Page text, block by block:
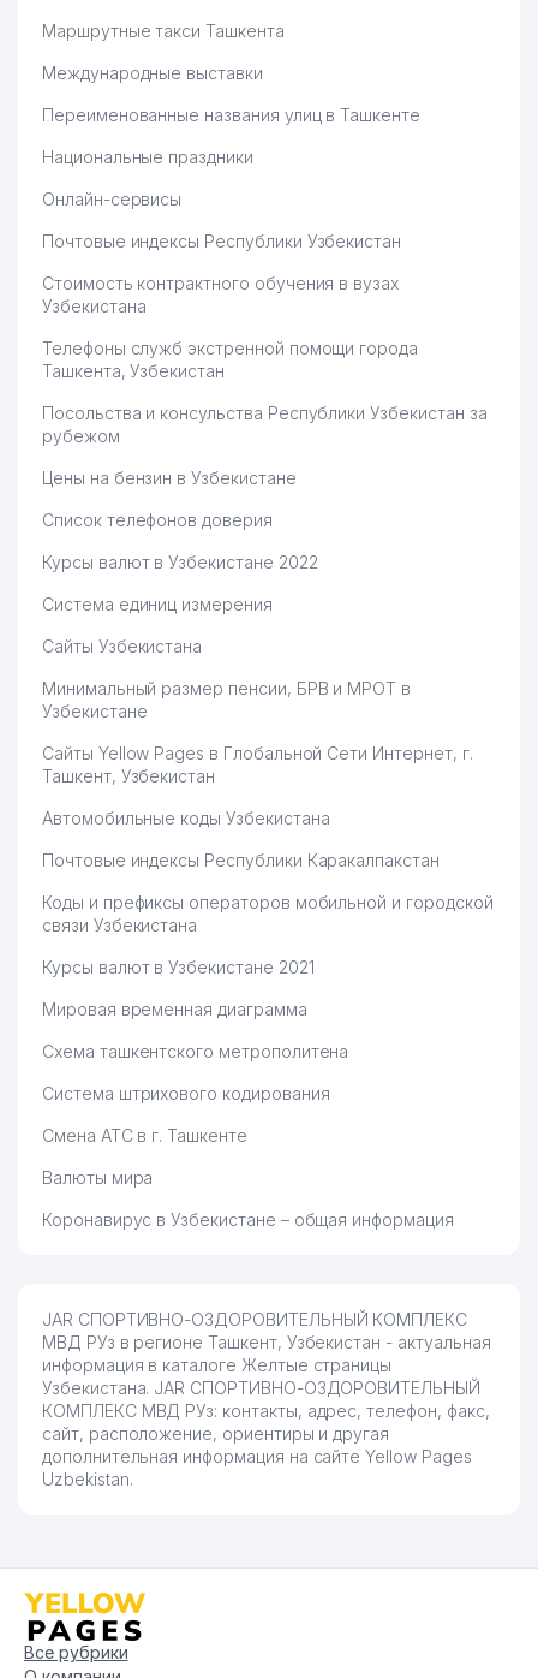
Маршрутные такси Ташкента
Международные выставки
Переименованные названия улиц в Ташкенте
Национальные праздники
Онлайн-сервисы
Почтовые индексы Республики Узбекистан
Стоимость контрактного обучения в вузах
Узбекистана
Телефоны служб экстренной помощи города
Ташкента, Узбекистан
Посольства и консульства Республики Узбекистан за
рубежом
Цены на бензин в Узбекистане
Список телефонов доверия
Курсы валют в Узбекистане 2022
Система единиц измерения
Сайты Узбекистана
Минимальный размер пенсии, БРВ и МРОТ в
Узбекистане
Сайты Yellow Pages в Глобальной Сети Интернет, г.
Ташкент, Узбекистан
Автомобильные коды Узбекистана
Почтовые индексы Республики Каракалпакстан
Коды и префиксы операторов мобильной и городской
связи Узбекистана
Курсы валют в Узбекистане 2021
Мировая временная диаграмма
Схема ташкентского метрополитена
Система штрихового кодирования
Смена АТС в г. Ташкенте
Валюты мира
Коронавирус в Узбекистане – общая информация
JAR СПОРТИВНО-ОЗДОРОВИТЕЛЬНЫЙ КОМПЛЕКС
МВД РУз в регионе Ташкент, Узбекистан - актуальная
информация в каталоге Желтые страницы
Узбекистана. JAR СПОРТИВНО-ОЗДОРОВИТЕЛЬНЫЙ
КОМПЛЕКС МВД РУз: контакты, адрес, телефон, факс,
сайт, расположение, ориентиры и другая
дополнительная информация на сайте Yellow Pages
Uzbekistan.
Все рубрики